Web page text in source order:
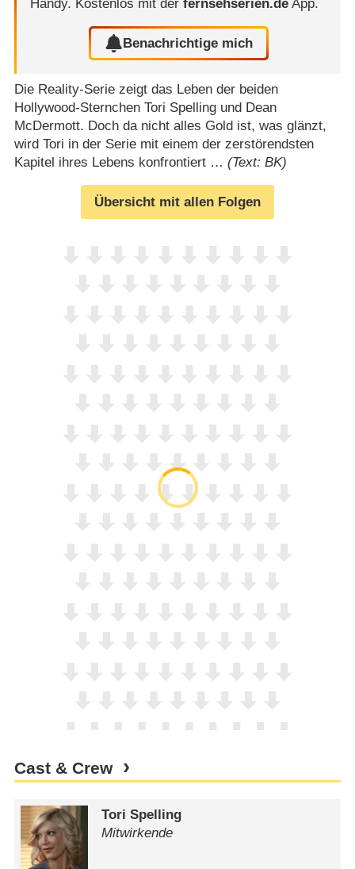
Handy. Kostenlos mit der fernsehserien.deApp.
Benachrichtige mich
Die Reality-Serie zeigt das Leben der beiden
Hollywood-Sternchen Tori Spelling und Dean
McDermott. Doch da nicht alles Gold ist, was glänzt,
wird Tori in der Serie mit einem der zerstörendsten
Kapitel ihres Lebens konfrontiert … (Text: BK)
Übersicht mit allen Folgen
Cast & Crew
Tori Spelling
Mitwirkende